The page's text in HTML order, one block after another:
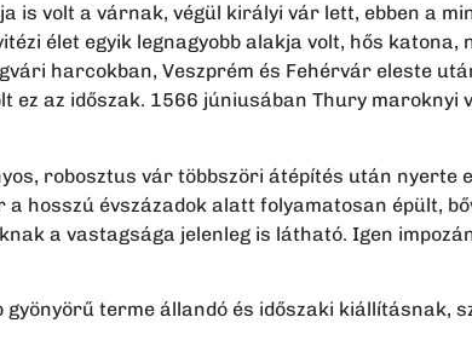
is volt a várnak, végül királyi vár lett, ebben a
élet egyik legnagyobb alakja volt, hős
harcokban, Veszprém és Fehérvár eleste
ez az időszak. 1566 júniusában Thury maroknyi
robosztus vár többszöri átépítés után nyerte
hosszú évszázadok alatt folyamatosan épült,
a vastagsága jelenleg is látható. Igen
terme állandó és időszaki kiállításnak,